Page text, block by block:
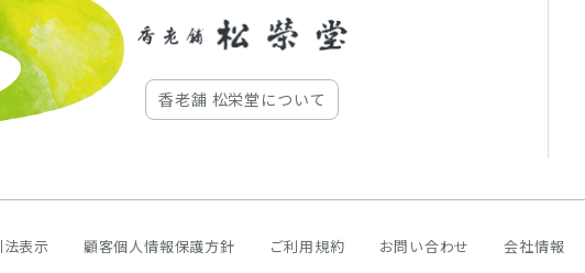
香老舗 松栄堂について
表示 顧客個人情報保護方針 ご利用規約 お問い合わせ 会社情報